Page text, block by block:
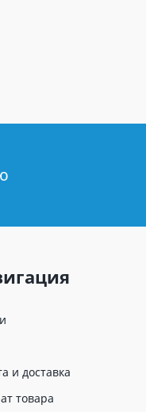
и доставка
товара